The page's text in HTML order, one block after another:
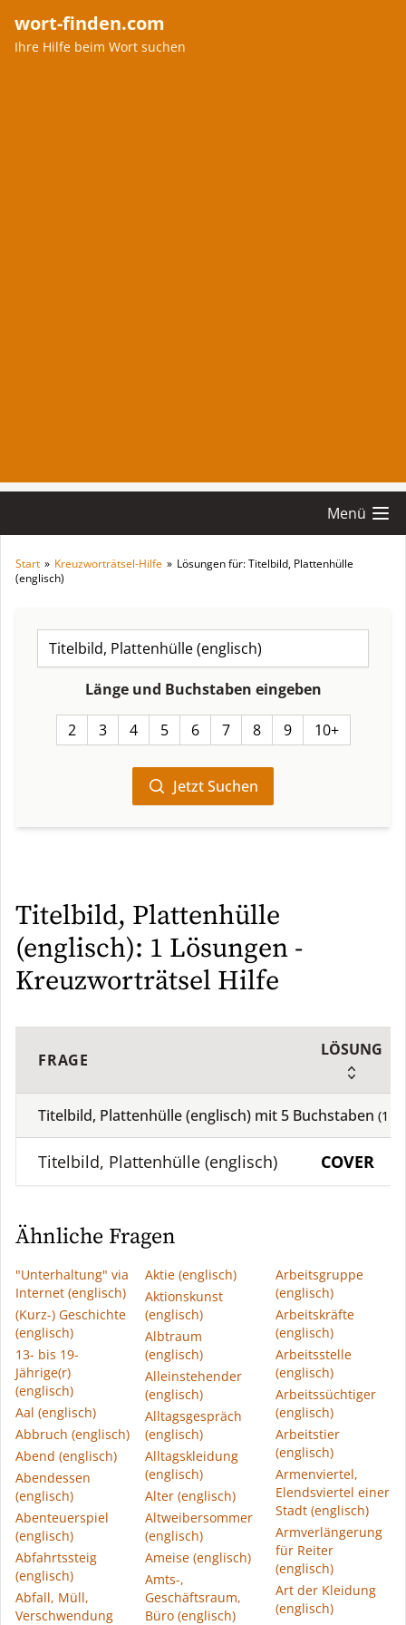
wort-finden.com
Ihre Hilfe beim Wort suchen
Menü
Start » Kreuzworträtsel-Hilfe » Lösungen für: Titelbild, Plattenhülle
(englisch)
Länge und Buchstaben eingeben
2 3 4 5 6 7 8 9 10+
Jetzt Suchen
Titelbild, Plattenhülle
(englisch): 1 Lösungen -
Kreuzworträtsel Hilfe
FRAGE
LÖSUNG
Titelbild, Plattenhülle (englisch) mit 5 Buchstaben (1
Titelbild, Plattenhülle (englisch) COVER
Ähnliche Fragen
"Unterhaltung" via
Internet (englisch)
(Kurz-) Geschichte
(englisch)
13- bis 19-
Jährige(r)
(englisch)
Aal (englisch)
Abbruch (englisch)
Abend (englisch)
Abendessen
(englisch)
Abenteuerspiel
(englisch)
Abfahrtssteig
(englisch)
Abfall, Müll,
Verschwendung
Aktie (englisch)
Aktionskunst
(englisch)
Albtraum
(englisch)
Alleinstehender
(englisch)
Alltagsgespräch
(englisch)
Alltagskleidung
(englisch)
Alter (englisch)
Altweibersommer
(englisch)
Ameise (englisch)
Amts-,
Geschäftsraum,
Büro (englisch)
Arbeitsgruppe
(englisch)
Arbeitskräfte
(englisch)
Arbeitsstelle
(englisch)
Arbeitssüchtiger
(englisch)
Arbeitstier
(englisch)
Armenviertel,
Elendsviertel einer
Stadt (englisch)
Armverlängerung
für Reiter
(englisch)
Art der Kleidung
(englisch)